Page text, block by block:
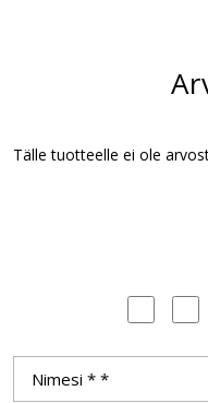
Tälle tuotteelle ei ole